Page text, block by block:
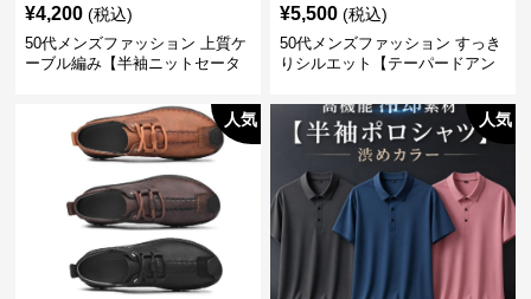
¥4,200 (税込)
50代メンズファッション 上質ケ
ーブル編み【半袖ニットセータ
¥5,500 (税込)
50代メンズファッション すっき
りシルエット【テーパードアン
人気 人気